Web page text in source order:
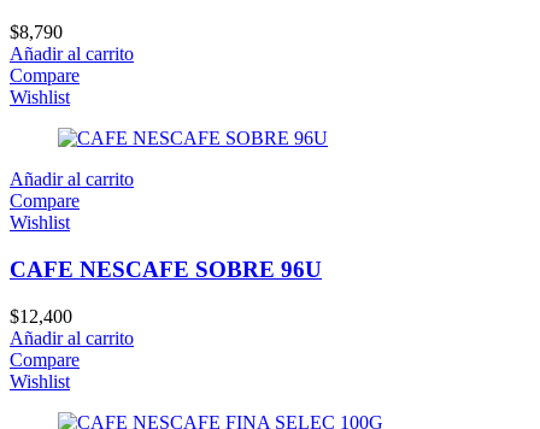
$8,790
Añadir al carrito
Compare
Wishlist
Añadir al carrito
Compare
Wishlist
CAFE NESCAFE SOBRE 96U
$12,400
Añadir al carrito
Compare
Wishlist